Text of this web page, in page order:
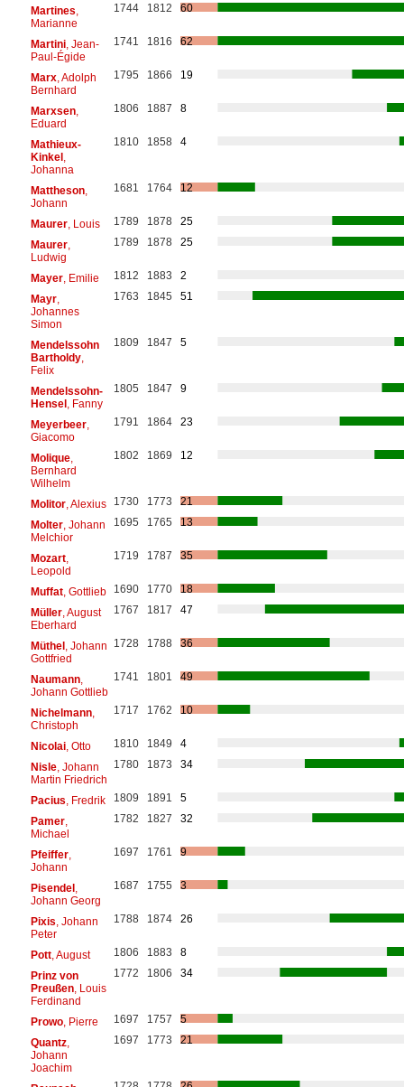
Martines
Marianne
1744 1812 60
Martini, Jean-
Paul-Égide
1741 1816 62
Marx, Adolph
Bernhard
1795 1866 19
Marxsen,
Eduard
1806 1887 8
Mathieux-
Kinkel,
Johanna
1810 1858 4
Mattheson,
Johann
1681 1764 12
Maurer, Louis 1789 1878
25
Maurer,
Ludwig
1789 1878 25
Mayer, Emilie 1812 1883
2
Mayr,
Johannes
Simon
1763 1845 51
Mendelssohn
Bartholdy,
Felix
1809 1847 5
Mendelssohn-
Hensel, Fanny
1805 1847 9
Meyerbeer,
Giacomo
1791 1864 23
Molique,
Bernhard
Wilhelm
1802 1869 12
Molitor, Alexius 1730 1773
21
Molter, Johann
Melchior
1695 1765 13
Mozart,
Leopold
1719 1787 35
Muffat, Gottlieb 1690 1770
18
Müller, August
Eberhard
1767 1817 47
Müthel, Johann
Gottfried
1728 1788 36
Naumann,
Johann Gottlieb
1741 1801 49
Nichelmann,
Christoph
1717 1762 10
Nicolai, Otto 1810 1849
4
Nisle, Johann
Martin Friedrich
1780 1873 34
Pacius , Fredrik 1809 1891
5
Pamer,
Michael
1782 1827 32
Pfeiffer,
Johann
1697 1761 9
Pisendel,
Johann Georg
1687 1755 3
Pixis , Johann
Peter
1788 1874 26
Pott, August 1806 1883
8
Prinz von
Preußen, Louis
Ferdinand
1772 1806 34
Prowo, Pierre 1697 1757
5
Quantz,
Johann
Joachim
1697 1773 21